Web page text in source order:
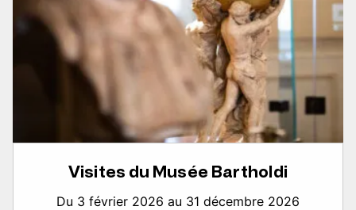
Visites du Musée Bartholdi
Du 3 février 2026 au 31 décembre 2026